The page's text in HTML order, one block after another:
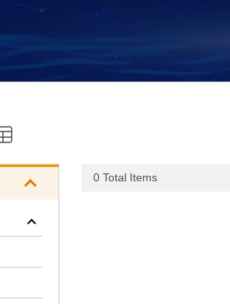
0 Total Items